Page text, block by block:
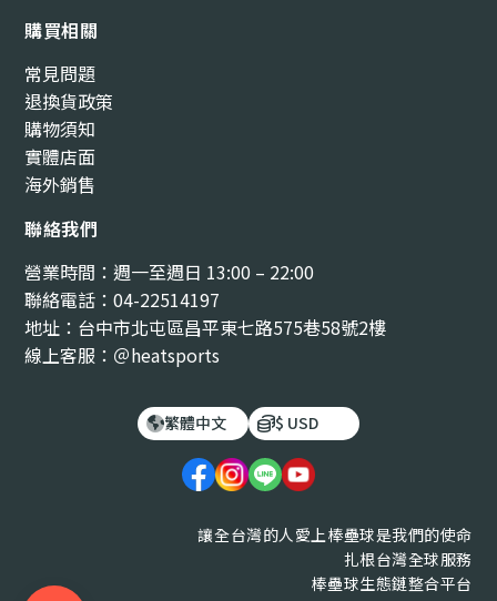
購買相關
常見問題
退換貨政策
購物須知
實體店面
海外銷售
聯絡我們
營業時間：週一至週日 13:00 – 22:00
聯絡電話：04-22514197
地址：台中市北屯區昌平東七路575巷58號2樓
線上客服：＠heatsports
繁體中文 $ USD
讓全台灣的人愛上棒壘球是我們的使命
扎根台灣全球服務
棒壘球生態鏈整合平台